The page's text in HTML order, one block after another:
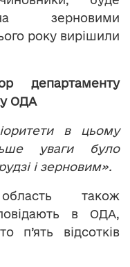
зерновими
року вирішили
департаменту
ОДА
в цьому
уваги було
і зерновим».
також
в ОДА,
п’ять відсотків